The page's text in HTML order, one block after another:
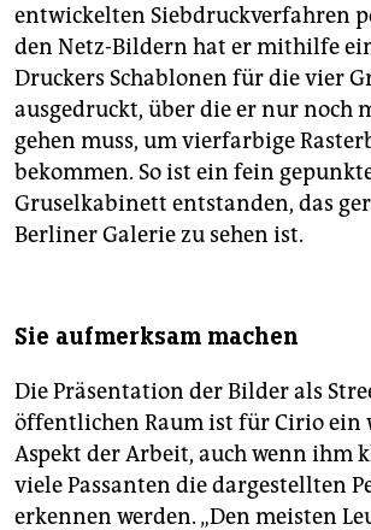
entwickelten Siebdruckverfahren
den Netz-Bildern hat er mithilfe
Druckers Schablonen für die vier
ausgedruckt, über die er nur noch
gehen muss, um vierfarbige
bekommen. So ist ein fein
Gruselkabinett entstanden, das
Berliner Galerie zu sehen ist.
Sie aufmerksam machen
Die Präsentation der Bilder als
öffentlichen Raum ist für Cirio ein
Aspekt der Arbeit, auch wenn ihm
viele Passanten die dargestellten
erkennen werden. „Den meisten